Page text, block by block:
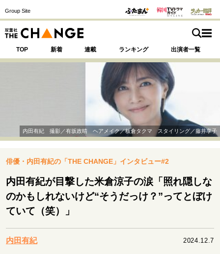
Group Site
TOP 新着 連載 ランキング 出演者一覧
運命を変えた出会い 決断の裏側
挫折からの再起
表現者の葛藤
人生が動いた日 10代の挫折と原点
セカンドキャリアの描き方
内田有紀 撮影／有坂政晴 ヘアメイク／板倉タクマ スタイリング／藤井享子
俳優・内田有紀の「THE CHANGE」インタビュー#2
内田有紀が目撃した米倉涼子の涙「照れ隠しな
のかもしれないけど“そうだっけ？”ってとぼけ
ていて（笑）」
内田有紀 2024.12.7